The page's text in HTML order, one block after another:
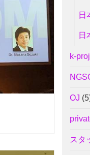
日
日
k-
OJ
スタ